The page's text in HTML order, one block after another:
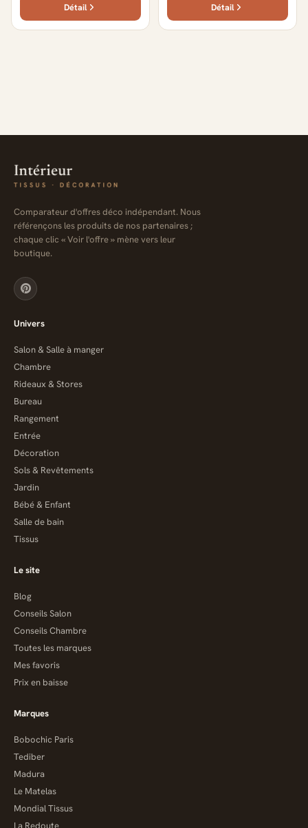
Détail Détail
Comparateur d'offres déco indépendant. Nous
référençons les produits de nos partenaires ;
chaque clic « Voir l'offre » mène vers leur
boutique.
Univers
Salon & Salle à manger
Chambre
Rideaux & Stores
Bureau
Rangement
Entrée
Décoration
Sols & Revêtements
Jardin
Bébé & Enfant
Salle de bain
Tissus
Le site
Blog
Conseils Salon
Conseils Chambre
Toutes les marques
Mes favoris
Prix en baisse
Marques
Bobochic Paris
Tediber
Madura
Le Matelas
Mondial Tissus
La Redoute